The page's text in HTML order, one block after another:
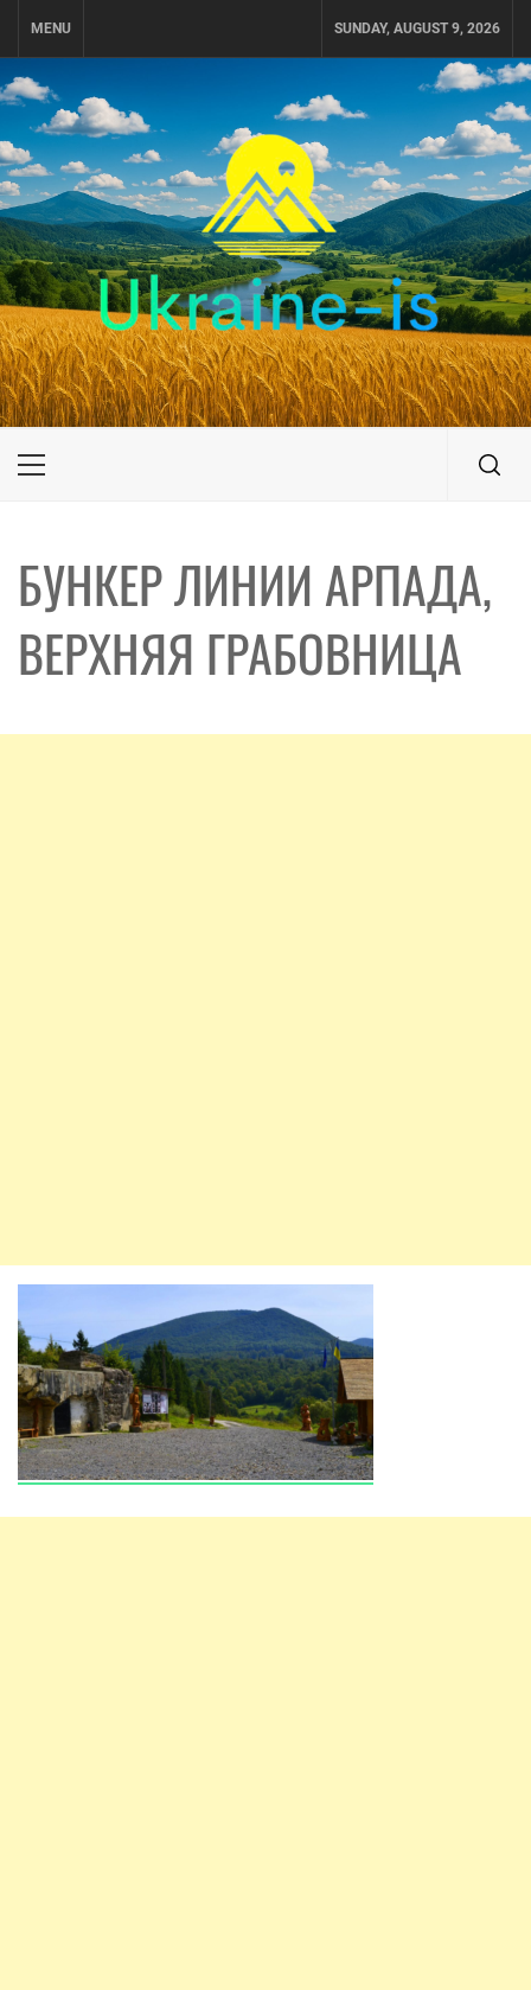
MENU SUNDAY, AUGUST 9, 2026
UKRAINE-IS
ПУТЕШЕСТВИЕ ПО УКРАИНЕ
Primary
БУНКЕР ЛИНИИ АРПАДА,
ВЕРХНЯЯ ГРАБОВНИЦА